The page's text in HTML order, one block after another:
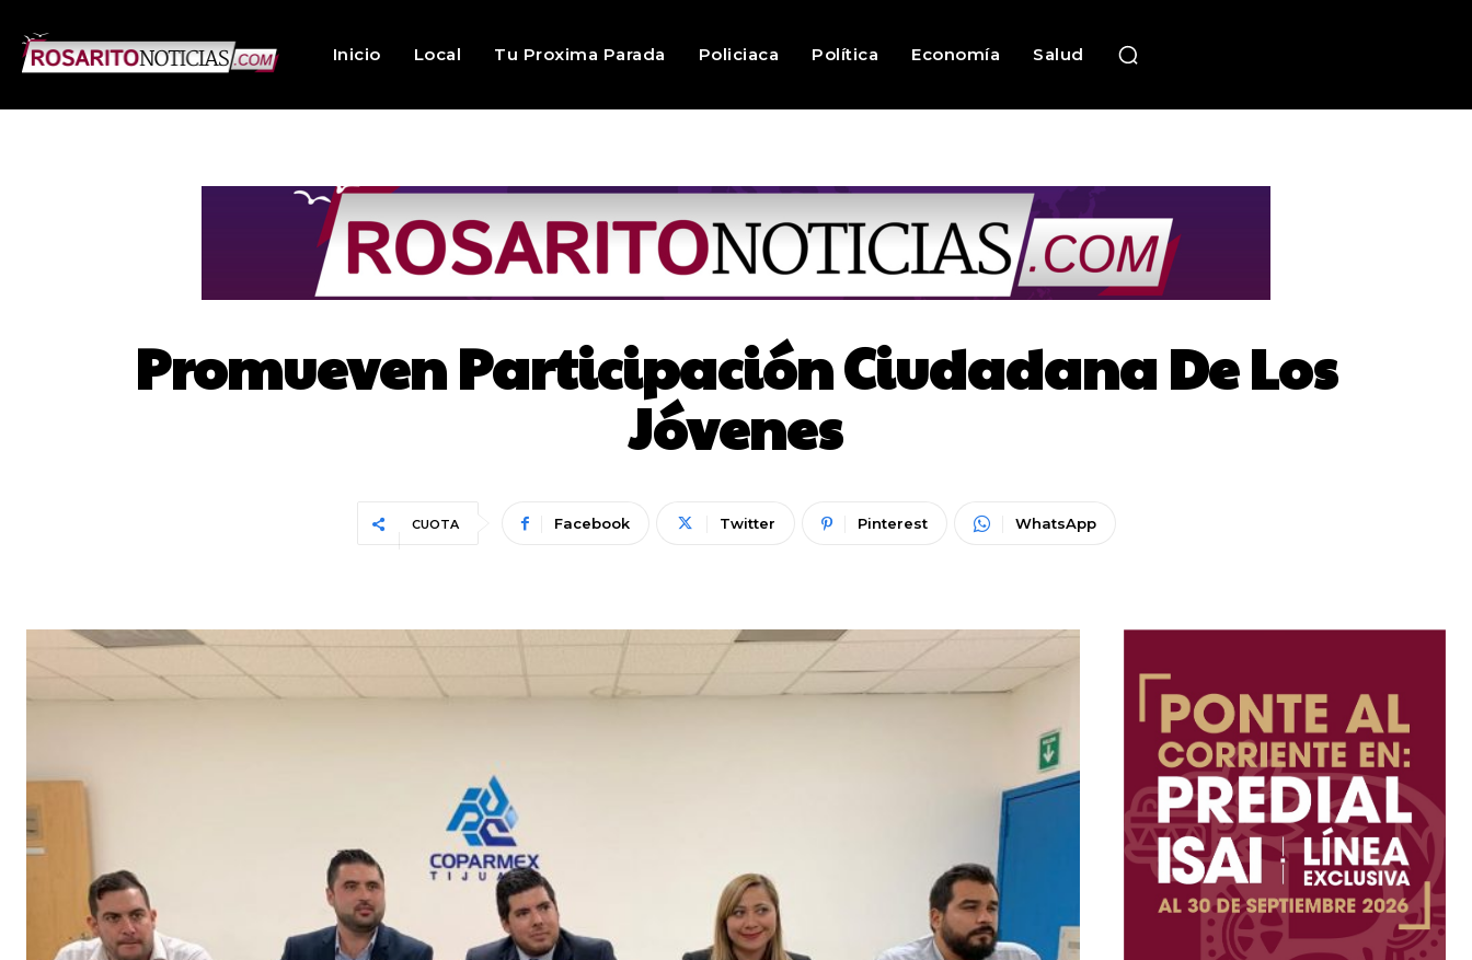
Inicio Local Tu Proxima Parada Policiaca Política Economía Salud
Promueven Participación Ciudadana De Los
Jóvenes
CUOTA Facebook Twitter Pinterest WhatsApp